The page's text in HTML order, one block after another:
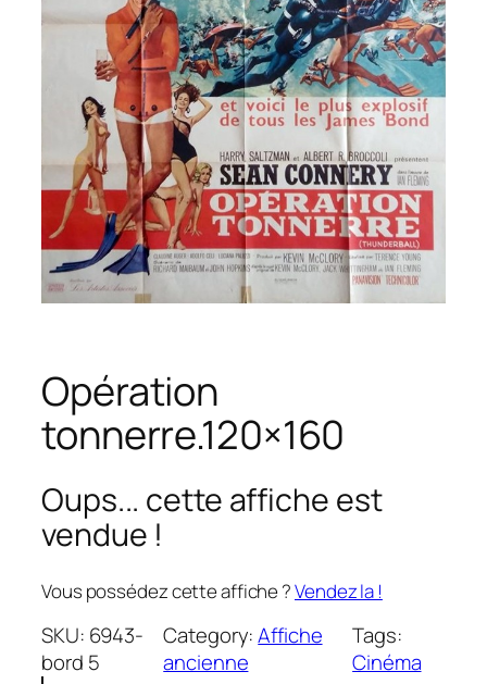
Opération
tonnerre.120×160
Oups... cette affiche est
vendue !
Vous possédez cette affiche ?Vendez la !
SKU: 6943-
bord 5
Category:Affiche
ancienne
Tags:
Cinéma